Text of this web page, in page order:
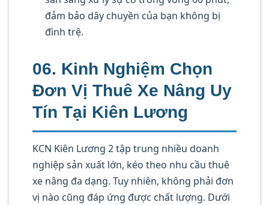
đảm bảo dây chuyền của bạn không bị
đình trệ.
06. Kinh Nghiệm Chọn
Đơn Vị Thuê Xe Nâng Uy
Tín Tại Kiên Lương
KCN Kiên Lương 2 tập trung nhiều doanh
nghiệp sản xuất lớn, kéo theo nhu cầu thuê
xe nâng đa dạng. Tuy nhiên, không phải đơn
vị nào cũng đáp ứng được chất lượng. Dưới